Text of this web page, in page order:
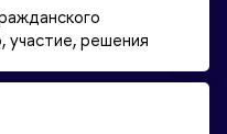
решения